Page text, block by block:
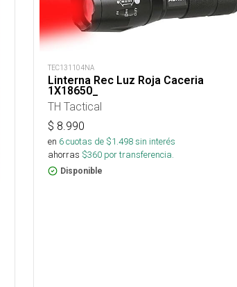
TEC131104NA
Linterna Rec Luz Roja Caceria
1X18650_
TH Tactical
$ 8.990
en 6cuotas de $1.498sin interés
ahorras $360 por transferencia.
Disponible